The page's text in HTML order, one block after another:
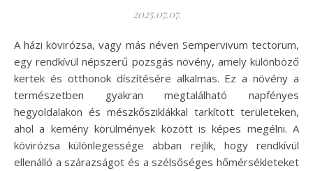
2025.07.07.
A házi kövirózsa, vagy más néven Sempervivum tectorum,
egy rendkívül népszerű pozsgás növény, amely különböző
kertek és otthonok díszítésére alkalmas. Ez a növény a
természetben gyakran megtalálható napfényes
hegyoldalakon és mészkősziklákkal tarkított területeken,
ahol a kemény körülmények között is képes megélni. A
kövirózsa különlegessége abban rejlik, hogy rendkívül
ellenálló a szárazságot és a szélsőséges hőmérsékleteket